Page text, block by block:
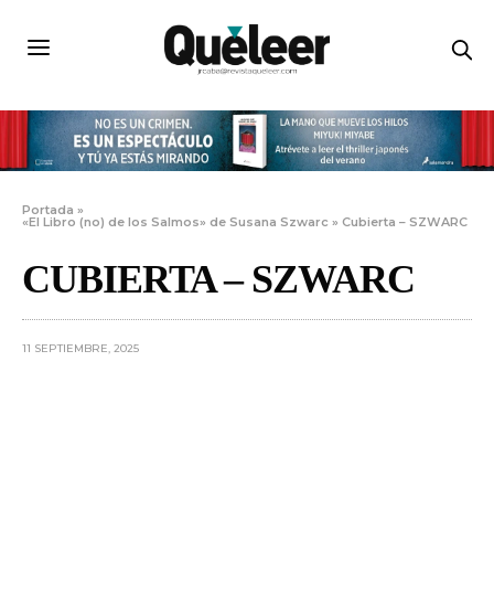
Portada »
«El Libro (no) de los Salmos» de Susana Szwarc »Cubierta – SZWARC
CUBIERTA – SZWARC
11 SEPTIEMBRE, 2025